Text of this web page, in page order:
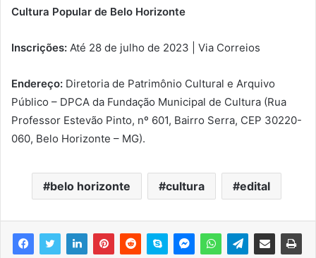
Cultura Popular de Belo Horizonte
Inscrições: Até 28 de julho de 2023 | Via Correios
Endereço: Diretoria de Patrimônio Cultural e Arquivo
Público – DPCA da Fundação Municipal de Cultura (Rua
Professor Estevão Pinto, nº 601, Bairro Serra, CEP 30220-
060, Belo Horizonte – MG).
belo horizonte cultura edital